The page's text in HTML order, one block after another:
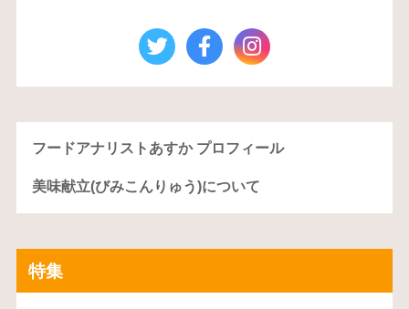
フードアナリストあすか プロフィール
美味献立(びみこんりゅう)について
特集